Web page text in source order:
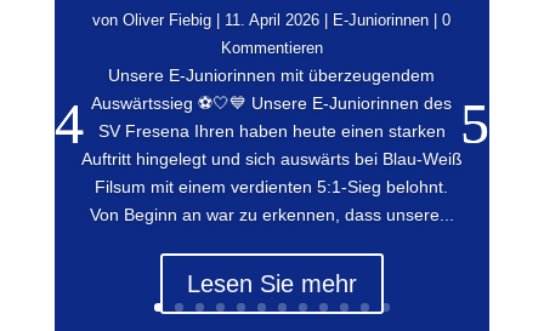
vonOliver Fiebig 11. April 2026 E-Juniorinnen | 0
Kommentieren
Unsere E-Juniorinnen mit überzeugendem
Auswärtssieg ⚽🤍💙 Unsere E-Juniorinnen des
SV Fresena Ihren haben heute einen starken
Auftritt hingelegt und sich auswärts bei Blau-Weiß
Filsum mit einem verdienten 5:1-Sieg belohnt.
Von Beginn an war zu erkennen, dass unsere...
Lesen Sie mehr